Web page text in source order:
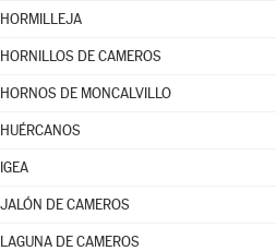
HORMILLEJA
HORNILLOS DE CAMEROS
HORNOS DE MONCALVILLO
HUÉRCANOS
IGEA
JALÓN DE CAMEROS
LAGUNA DE CAMEROS